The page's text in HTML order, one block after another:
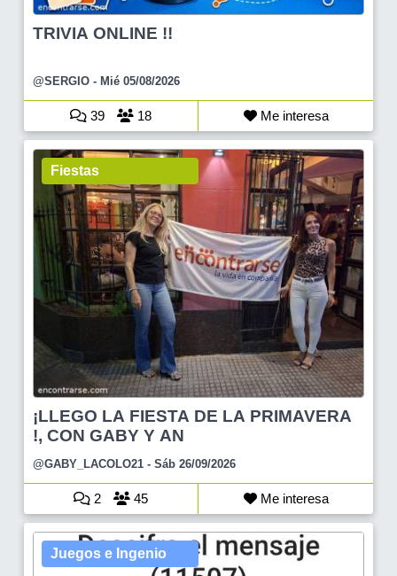
TRIVIA ONLINE !!
@SERGIO - Mié 05/08/2026
39 18 Me interesa
Fiestas
¡LLEGO LA FIESTA DE LA PRIMAVERA
!, CON GABY Y AN
@GABY_LACOLO21 - Sáb 26/09/2026
2 45 Me interesa
Juegos e Ingenio